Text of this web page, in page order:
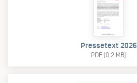
Pressetext 2026
PDF (0.2 MB)